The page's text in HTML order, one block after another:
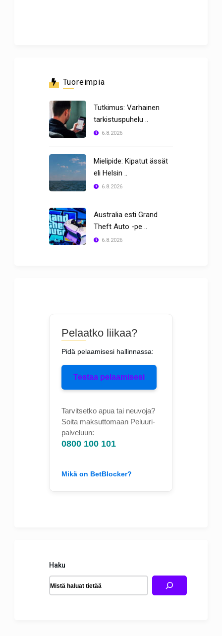
Tuoreimpia
Tutkimus: Varhainen
tarkistuspuhelu ..
6.8.2026
Mielipide: Kipatut ässät
eli Helsin ..
6.8.2026
Australia esti Grand
Theft Auto -pe ..
6.8.2026
Pelaatko liikaa?
Pidä pelaamisesi hallinnassa:
Testaa pelaamisesi
Tarvitsetko apua tai neuvoja?
Soita maksuttomaan Peluuri-
palveluun:
0800 100 101
Mikä on BetBlocker?
Haku